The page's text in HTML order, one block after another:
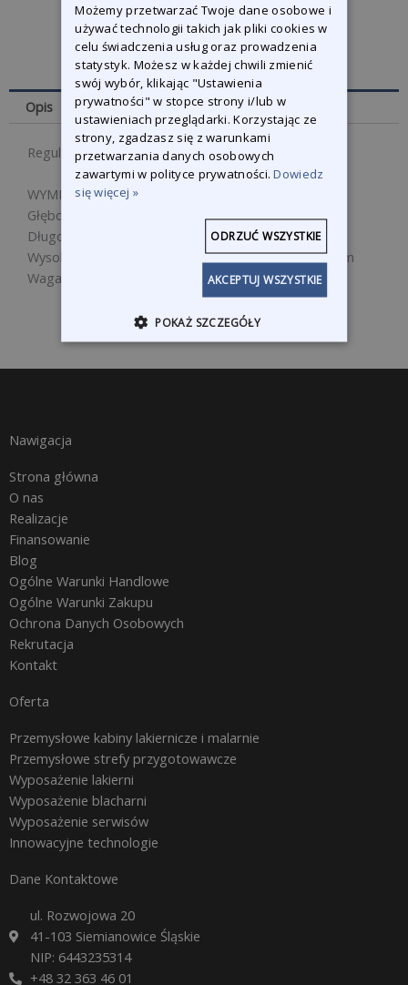
Opis
Regulowany podest aluminiowy
WYMIARY:
Głębokość: 510 mm
Długość: 1550 mm
Wysokość (minimalna) 480 mm (maksymalna) 690 mm
Waga: 11 kg
Nawigacja
Strona główna
O nas
Realizacje
Finansowanie
Blog
Ogólne Warunki Handlowe
Ogólne Warunki Zakupu
Ochrona Danych Osobowych
Rekrutacja
Kontakt
Oferta
Przemysłowe kabiny lakiernicze i malarnie
Przemysłowe strefy przygotowawcze
Wyposażenie lakierni
Wyposażenie blacharni
Wyposażenie serwisów
Innowacyjne technologie
Dane Kontaktowe
ul. Rozwojowa 20
41-103 Siemianowice Śląskie
NIP: 6443235314
+48 32 363 46 01
Możemy przetwarzać Twoje dane osobowe i
używać technologii takich jak pliki cookies w
celu świadczenia usług oraz prowadzenia
statystyk. Możesz w każdej chwili zmienić
swój wybór, klikając "Ustawienia
prywatności" w stopce strony i/lub w
ustawieniach przeglądarki. Korzystając ze
strony, zgadzasz się z warunkami
przetwarzania danych osobowych
zawartymi w polityce prywatności.Dowiedz
się więcej »
AKCEPTUJ WSZYSTKIE
ODRZUĆ WSZYSTKIE
POKAŻ SZCZEGÓŁY